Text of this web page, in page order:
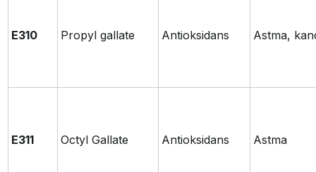
E310 Propyl gallate Antioksidans Astma,
E311 Octyl Gallate Antioksidans Astma